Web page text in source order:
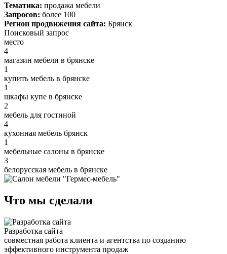
Тематика: продажа мебели
Запросов: более 100
Регион продвижения сайта: Брянск
Поисковый запрос
место
4
магазин мебели в брянске
1
купить мебель в брянске
1
шкафы купе в брянске
2
мебель для гостиной
4
кухонная мебель брянск
1
мебельные салоны в брянске
3
белорусская мебель в брянске
Что мы сделали
Разработка сайта
совместная работа клиента и агентства по созданию
эффективного инструмента продаж